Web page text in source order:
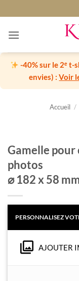
au
contenu
-40% sur le 2ᵉ t-
envies) :Voir
Accueil /
Gamelle pour
photos
⌀ 182 x 58
AJOUTER